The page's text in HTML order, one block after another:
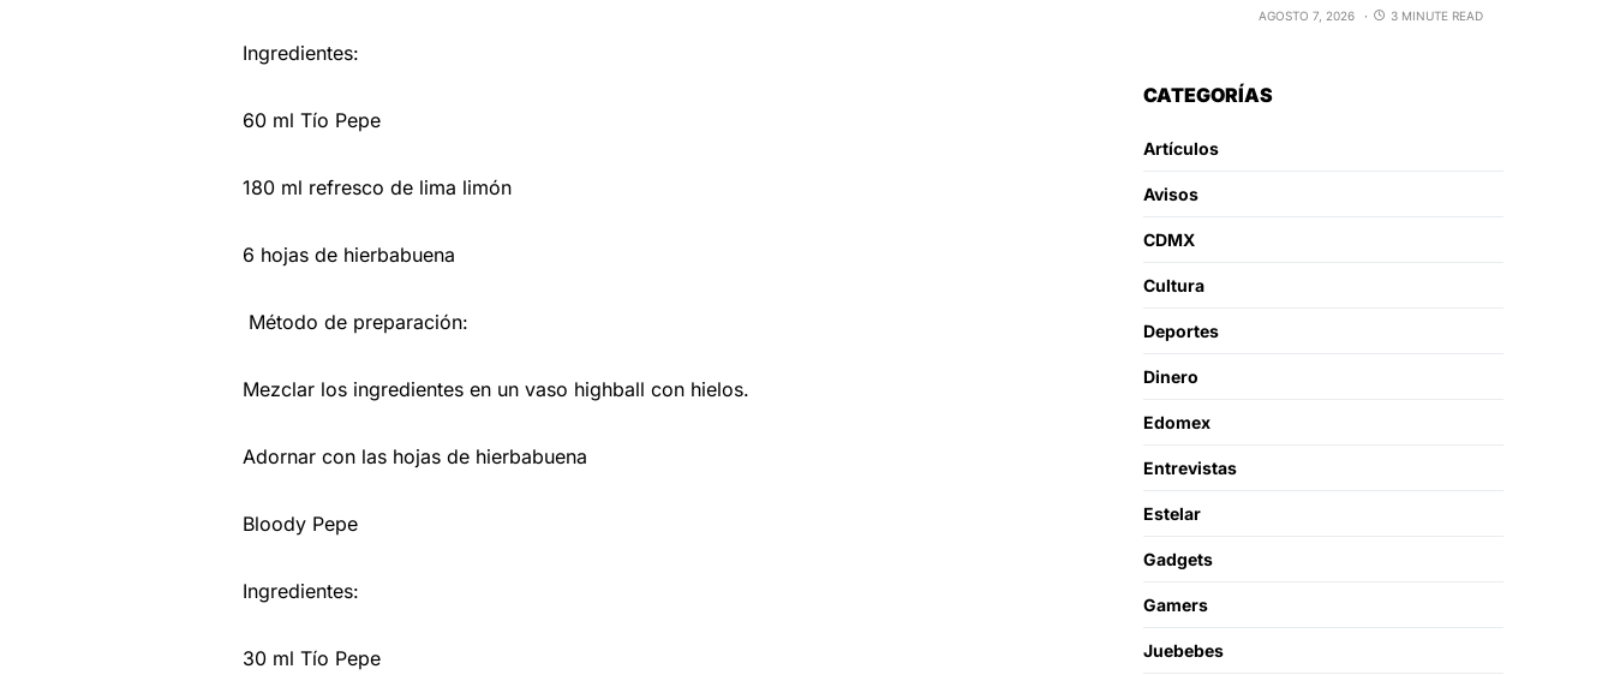
Ingredientes:
60 ml Tío Pepe
180 ml refresco de lima limón
6 hojas de hierbabuena
Método de preparación:
Mezclar los ingredientes en un vaso highball con hielos.
Adornar con las hojas de hierbabuena
Bloody Pepe
Ingredientes:
30 ml Tío Pepe
AGOSTO 7, 2026 3 MINUTE READ
CATEGORÍAS
Artículos
Avisos
CDMX
Cultura
Deportes
Dinero
Edomex
Entrevistas
Estelar
Gadgets
Gamers
Juebebes